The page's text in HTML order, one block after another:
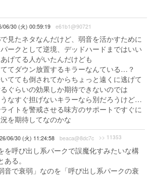
06/30 (火) 00:59:19 e61b1@90721
見たネタなんだけど、弱音を活かすために
ークとして逆境、デッドハードまではいい
げてる人がいたんだけども
てダウン放置するキラーなんている…？
てても倒されてからちょっと遠くに逃げて
ぐらいの効果しか期待できないのでは
なすぐ担げないキラーなら別だろうけど…
イトを警戒させる味方のサポートですぐに
を期待してなのかな
06/30 (火) 11:24:58 beaca@8dc7c >> 11353
を呼び出し系パークで誤魔化すみたいな構
る。
音で衰弱」なのを「呼び出し系パークの衰